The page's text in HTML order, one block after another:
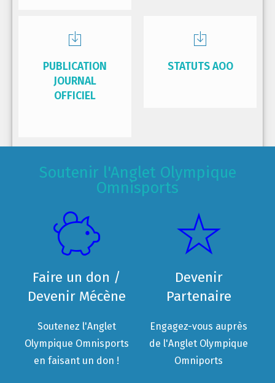
PUBLICATION
JOURNAL
OFFICIEL
STATUTS AOO
Soutenir l'Anglet Olympique
Omnisports
Faire un don /
Devenir Mécène
Soutenez l'Anglet
Olympique Omnisports
en faisant un don !
Devenir
Partenaire
Engagez-vous auprès
de l'Anglet Olympique
Omniports